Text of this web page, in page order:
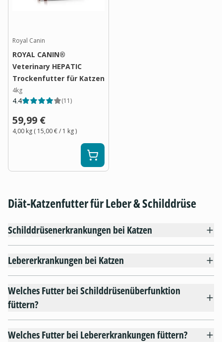
Royal Canin
ROYAL CANIN®
Veterinary HEPATIC
Trockenfutter für Katzen
4kg
4.4 (11)
59,99 €
4,00 kg ( 15,00 €/ 1 kg)
Diät-Katzenfutter für Leber & Schilddrüse
Schilddrüsenerkrankungen bei Katzen
Lebererkrankungen bei Katzen
Welches Futter bei Schilddrüsenüberfunktion
füttern?
Welches Futter bei Lebererkrankungen füttern?